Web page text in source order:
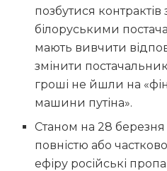
позбутися
білоруськими
мають вивчити
змінити
гроші не йшли на
машини путіна».
Станом на 28
повністю або
ефіру російські